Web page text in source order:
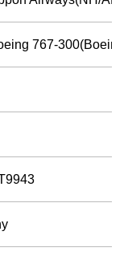
767-300(Boeing